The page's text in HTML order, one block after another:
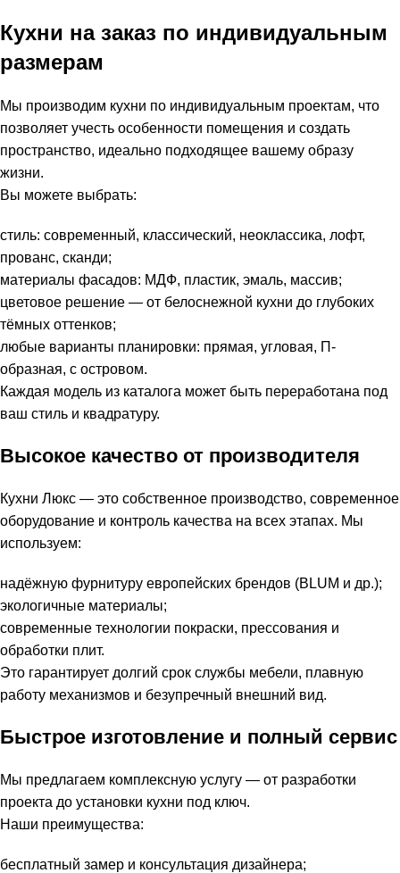
Кухни на заказ по индивидуальным
размерам
Мы производим кухни по индивидуальным проектам, что
позволяет учесть особенности помещения и создать
пространство, идеально подходящее вашему образу
жизни.
Вы можете выбрать:
стиль: современный, классический, неоклассика, лофт,
прованс, сканди;
материалы фасадов: МДФ, пластик, эмаль, массив;
цветовое решение — от белоснежной кухни до глубоких
тёмных оттенков;
любые варианты планировки: прямая, угловая, П-
образная, с островом.
Каждая модель из каталога может быть переработана под
ваш стиль и квадратуру.
Высокое качество от производителя
Кухни Люкс — это собственное производство, современное
оборудование и контроль качества на всех этапах. Мы
используем:
надёжную фурнитуру европейских брендов (BLUM и др.);
экологичные материалы;
современные технологии покраски, прессования и
обработки плит.
Это гарантирует долгий срок службы мебели, плавную
работу механизмов и безупречный внешний вид.
Быстрое изготовление и полный сервис
Мы предлагаем комплексную услугу — от разработки
проекта до установки кухни под ключ.
Наши преимущества:
бесплатный замер и консультация дизайнера;